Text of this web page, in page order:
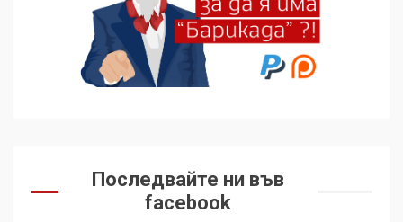
Последвайте ни във
facebook